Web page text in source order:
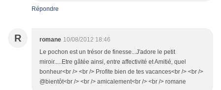
Répondre
R romane 10/08/2012 18:46
Le pochon est un trésor de finesse...J'adore le petit
miroir.....Etre gâtée ainsi, entre affectivité et Amitié, quel
bonheur<br /> <br /> Profite bien de tes vacances<br /> <br />
@bientôt<br /> <br /> amicalement<br /> <br /> romane